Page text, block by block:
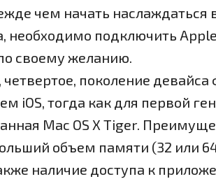
чем начать наслаждаться
необходимо подключить
своему желанию.
поколение
iOS, тогда как для первой
Mac OS X Tiger.
объем памяти (32 или
наличие доступа к